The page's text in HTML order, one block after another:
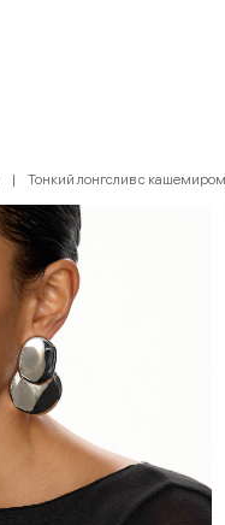
Тонкий лонгслив с кашемиром